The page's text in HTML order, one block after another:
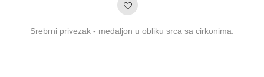
Srebrni privezak - medaljon u obliku srca sa cirkonima.